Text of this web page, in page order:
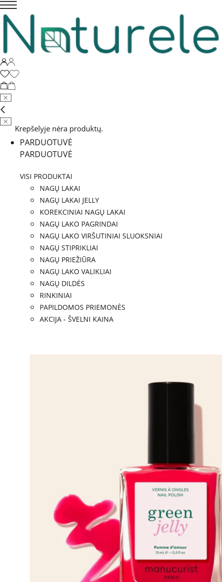
Krepšelyje nėra produktų.
PARDUOTUVĖ
PARDUOTUVĖ
VISI PRODUKTAI
NAGŲ LAKAI
NAGŲ LAKAI JELLY
KOREKCINIAI NAGŲ LAKAI
NAGŲ LAKO PAGRINDAI
NAGŲ LAKO VIRŠUTINIAI SLUOKSNIAI
NAGŲ STIPRIKLIAI
NAGŲ PRIEŽIŪRA
NAGŲ LAKO VALIKLIAI
NAGŲ DILDĖS
RINKINIAI
PAPILDOMOS PRIEMONĖS
AKCIJA - ŠVELNI KAINA